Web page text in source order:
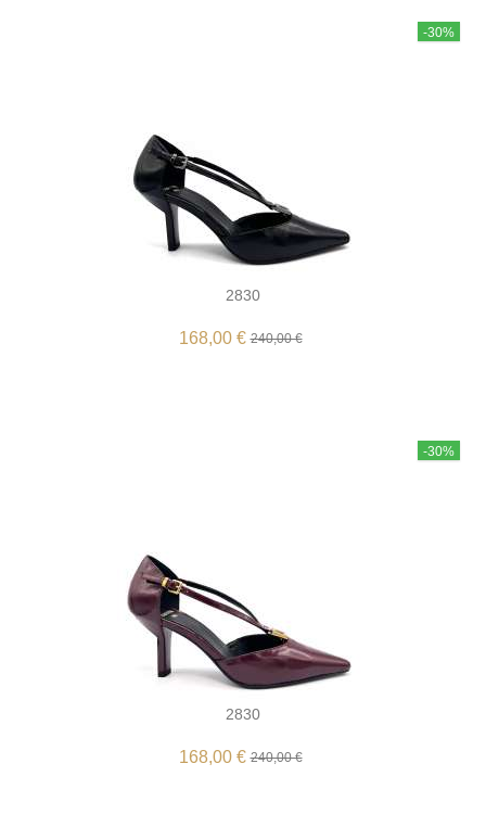
-30%
2830
168,00 €240,00 €
-30%
2830
168,00 €240,00 €